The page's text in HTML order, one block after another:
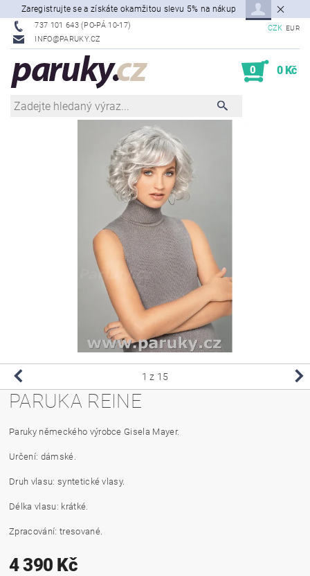
Zaregistrujte se a získáte okamžitou slevu 5% na nákup
737 101 643 (PO-PÁ 10-17)
INFO@PARUKY.CZ
CZK EUR
0 0 Kč
1 z 15
PARUKA REINE
Paruky německého výrobce Gisela Mayer.
Určení: dámské.
Druh vlasu: syntetické vlasy.
Délka vlasu: krátké.
Zpracování: tresované.
4 390 Kč